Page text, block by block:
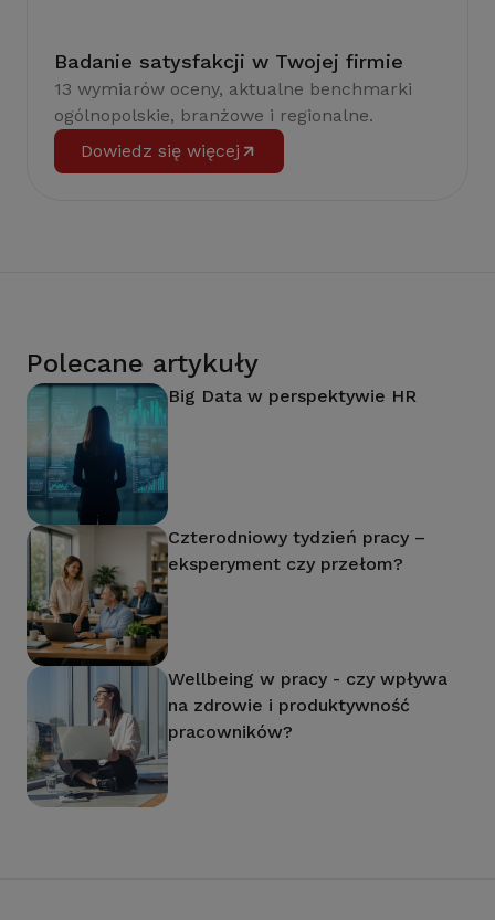
Badanie satysfakcji w Twojej firmie
13 wymiarów oceny, aktualne benchmarki
ogólnopolskie, branżowe i regionalne.
Dowiedz się więcej
Polecane artykuły
Big Data w perspektywie HR
Czterodniowy tydzień pracy –
eksperyment czy przełom?
Wellbeing w pracy - czy wpływa
na zdrowie i produktywność
pracowników?